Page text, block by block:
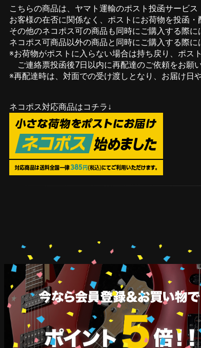
こちらの商品は、ヤマト運輸のポスト投函サービス
お客様の在否に関係なく、ポストにお荷物を投函・
その他のネコポス可の商品も同時にご購入する際
ネコポス可商品以外の商品と同時にご購入する際
※お荷物がポストに入らない場合は持ち戻り、ポス
ご連絡票投函後7日以内に再配達のご依頼をお願
※再配達時は、対面での受け渡しとなり、お届け日
ネコポス対応商品はコチラ↓